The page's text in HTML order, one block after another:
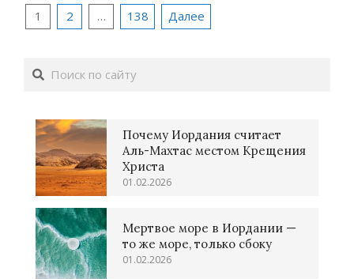
Пагинация
1 2 … 138 Далее
Поиск
Почему Иордания считает
Аль-Махтас местом Крещения
Христа
01.02.2026
Мертвое море в Иордании —
то же море, только сбоку
01.02.2026